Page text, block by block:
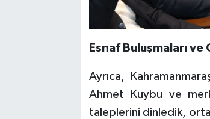
Esnaf Buluşmaları ve
Ayrıca,
Ahmet Kuybu ve
taleplerini dinledik,